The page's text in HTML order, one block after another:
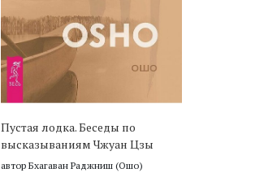
Пустая лодка. Беседы по
высказываниям Чжуан Цзы
автор Бхагаван Раджниш (Ошо)